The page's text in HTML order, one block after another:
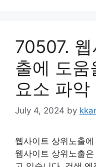
70507.
출에 도움
요소 파악
July 4, 2024 by
웹사이트 상위노출
웹사이트 상위노출